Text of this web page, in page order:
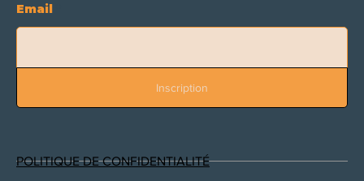
Email
Inscription
POLITIQUE DE CONFIDENTIALITÉ